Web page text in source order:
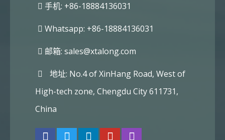
手机: +86-18884136031
Whatsapp: +86-18884136031
邮箱: sales@xtalong.com
地址: No.4 of XinHang Road, West of
High-tech zone, Chengdu City 611731,
China